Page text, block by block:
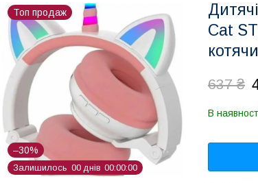
Топ продаж
–30%
Залишилось 00 днів 00 00 00
Cat
637 ₴
В